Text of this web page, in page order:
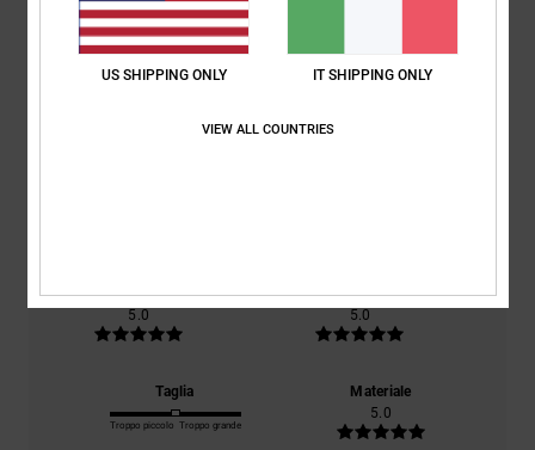
Punteggio medio
5.0/5
Comfort
5.0
Rapporto qualità-prezzo
5.0
Taglia
Troppo piccolo Troppo grande
Materiale
5.0
US SHIPPING ONLY IT SHIPPING ONLY
VIEW ALL COUNTRIES